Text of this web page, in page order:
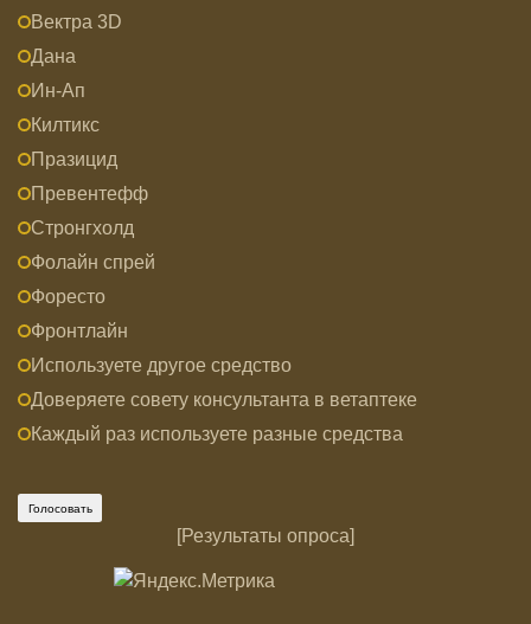
Вектра 3D
Дана
Ин-Ап
Килтикс
Празицид
Превентефф
Стронгхолд
Фолайн спрей
Форесто
Фронтлайн
Используете другое средство
Доверяете совету консультанта в ветаптеке
Каждый раз используете разные средства
[Результаты опроса]